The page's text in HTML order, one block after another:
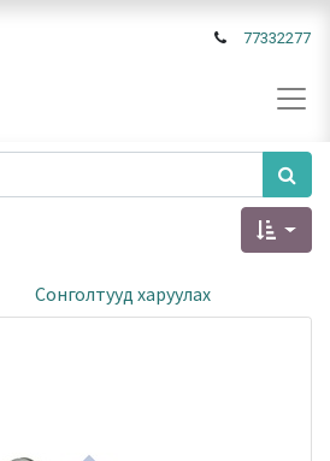
77332277
Сонголтууд харуулах